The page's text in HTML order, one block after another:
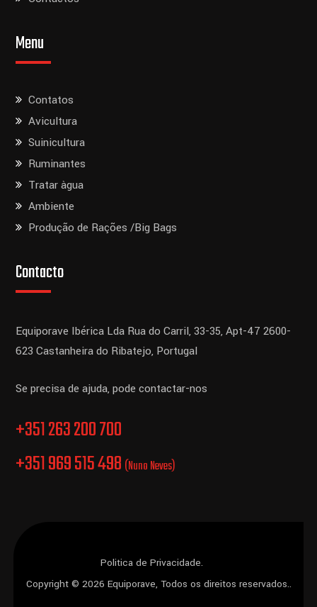
Menu
Contatos
Avicultura
Suinicultura
Ruminantes
Tratar àgua
Ambiente
Produção de Rações /Big Bags
Contacto
Equiporave Ibérica LdaRua do Carril, 33-35, Apt-47 2600-
623 Castanheira do Ribatejo, Portugal
Se precisa de ajuda, pode contactar-nos
+351 263 200 700
+351 969 515 498 (Nuno Neves)
Politica de Privacidade.
Copyright © 2026 Equiporave, Todos os direitos reservados..